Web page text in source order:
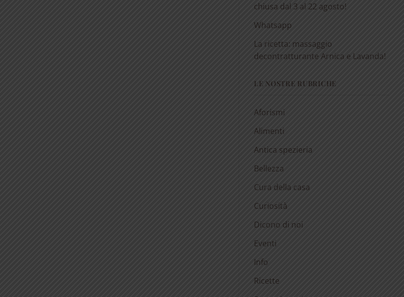
chiusa dal 3 al 22 agosto!
Whatsapp
La ricetta: massaggio
decontratturante Arnica e Lavanda!
LE NOSTRE RUBRICHE
Aforismi
Alimenti
Antica spezieria
Bellezza
Cura della casa
Curiosità
Dicono di noi
Eventi
Info
Ricette